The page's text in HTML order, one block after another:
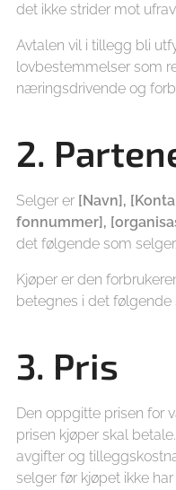
det ikke strider mot
Avtalen vil i tillegg bli
lovbestemmelser som
næringsdrivende og
2.
Selger er [Navn],
fonnummer],
det følgende som
Kjøper er den
betegnes i det
3. Pris
Den oppgitte prisen for
prisen kjøper skal
avgifter og
selger før kjøpet ikke